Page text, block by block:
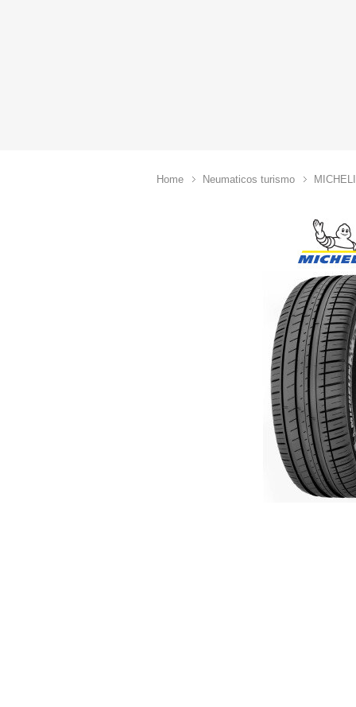
Home Neumaticos turismo